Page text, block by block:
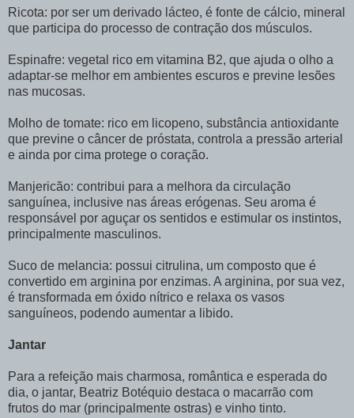
Ricota: por ser um derivado lácteo, é fonte de cálcio, mineral
que participa do processo de contração dos músculos.
Espinafre: vegetal rico em vitamina B2, que ajuda o olho a
adaptar-se melhor em ambientes escuros e previne lesões
nas mucosas.
Molho de tomate: rico em licopeno, substância antioxidante
que previne o câncer de próstata, controla a pressão arterial
e ainda por cima protege o coração.
Manjericão: contribui para a melhora da circulação
sanguínea, inclusive nas áreas erógenas. Seu aroma é
responsável por aguçar os sentidos e estimular os instintos,
principalmente masculinos.
Suco de melancia: possui citrulina, um composto que é
convertido em arginina por enzimas. A arginina, por sua vez,
é transformada em óxido nítrico e relaxa os vasos
sanguíneos, podendo aumentar a libido.
Jantar
Para a refeição mais charmosa, romântica e esperada do
dia, o jantar, Beatriz Botéquio destaca o macarrão com
frutos do mar (principalmente ostras) e vinho tinto.